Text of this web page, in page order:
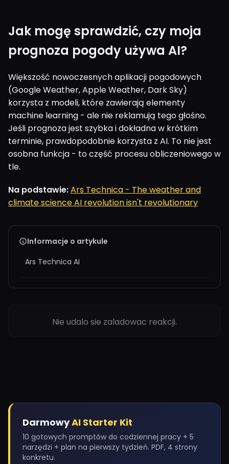
Jak mogę sprawdzić, czy moja
prognoza pogody używa AI?
Większość nowoczesnych aplikacji pogodowych
(Google Weather, Apple Weather, Dark Sky)
korzysta z modeli, które zawierają elementy
machine learning - ale nie reklamują tego głośno.
Jeśli prognoza jest szybka i dokładna w krótkim
terminie, prawdopodobnie korzysta z AI. To nie jest
osobna funkcja - to część procesu obliczeniowego w
tle.
Na podstawie:Ars Technica - The weather and
climate science AI revolution isn't revolutionary
Informacje o artykule
Ars Technica AI
Nie udalo sie zaladowac reakcji.
DarmowyAI Starter Kit
10 gotowych promptów do codziennej pracy + 5
narzędzi + plan na pierwszy tydzień. PDF, 4 strony
konkretu.